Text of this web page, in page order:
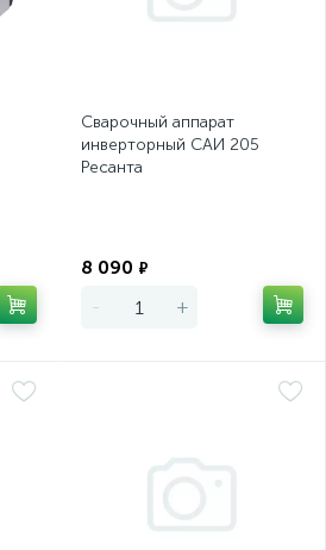
Сварочный аппарат
инверторный САИ 205
Ресанта
8 090 ₽
- +